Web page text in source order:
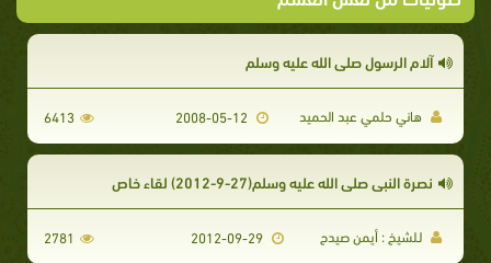
آلام الرسول صلى الله عليه وسلم
هاني حلمي عبد الحميد 6413
نصرة النبي صلي الله عليه وسلم(27-9-2012) لقاء خاص
لـلشيخ : أيمن صيدح 2781